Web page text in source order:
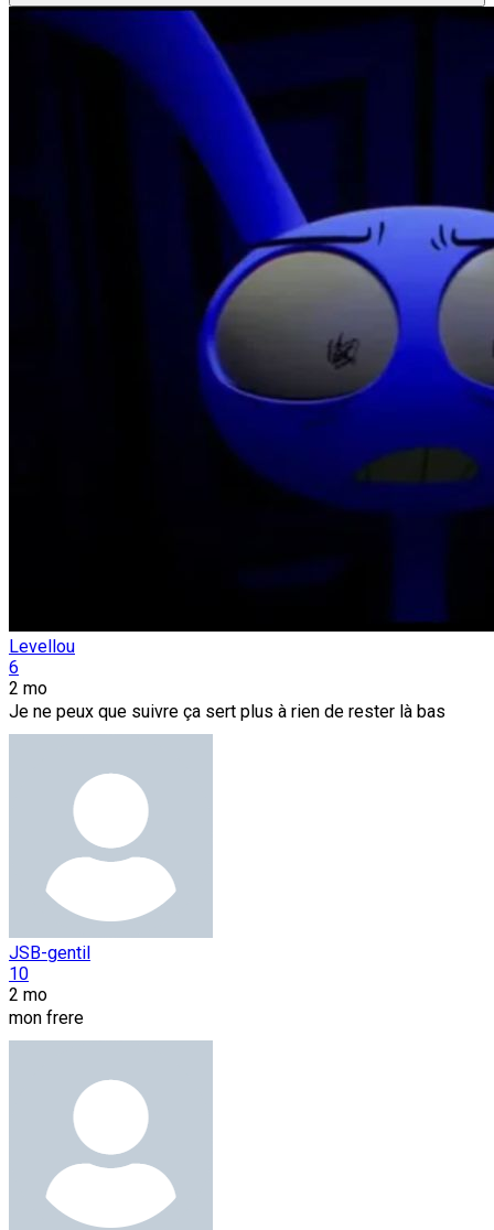
Levellou
6
2 mo
Je ne peux que suivre ça sert plus à rien de rester là bas
JSB-gentil
10
2 mo
mon frere